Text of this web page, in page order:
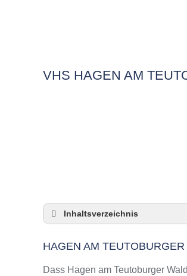
VHS HAGEN AM
Inhaltsverzeichnis
Checkliste: So zeigt die
3 Tipps für Interessierte
HAGEN AM
Dass Hagen am Teutoburger